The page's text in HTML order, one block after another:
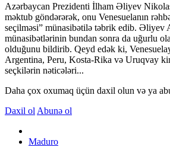
Azərbaycan Prezidenti İlham Əliyev
məktub göndərərək, onu Venesuelanın
seçilməsi” münasibətilə təbrik edib. Əliyev
münasibətlərinin bundan sonra da uğurlu
olduğunu bildirib. Qeyd edək ki,
Argentina, Peru, Kosta-Rika və Uruqvay
seçkilərin nəticələri...
Daha çox oxumaq üçün daxil olun və ya
Daxil ol Abunə ol
Maduro